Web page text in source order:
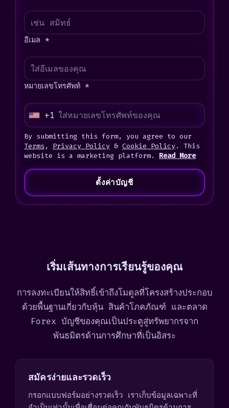
อีเมล *
หมายเลขโทรศัพท์ *
U
n
i
t
S
1
+1
By submitting this form, you agree to our
Terms , Privacy Policy & Cookie Policy. This
website is a marketing platform. Read More
ตั้งค่าบัญชี
เริ่มเส้นทางการเรียนรู้ของคุณ
การลงทะเบียนให้สิทธิ์เข้าถึงโมดูลที่โครงสร้างประกอบ
ด้วยพื้นฐานเกี่ยวกับหุ้น สินค้าโภคภัณฑ์ และตลาด
Forex บัญชีของคุณเป็นประตูสู่ทรัพยากรจาก
พันธมิตรด้านการศึกษาที่เป็นอิสระ
สมัครง่ายและรวดเร็ว
กรอกแบบฟอร์มอย่างรวดเร็ว เราเก็บข้อมูลเฉพาะที่